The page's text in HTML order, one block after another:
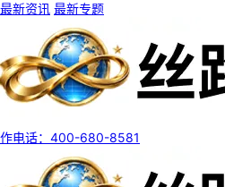
最新资讯 最新专题
作电话：400-680-8581